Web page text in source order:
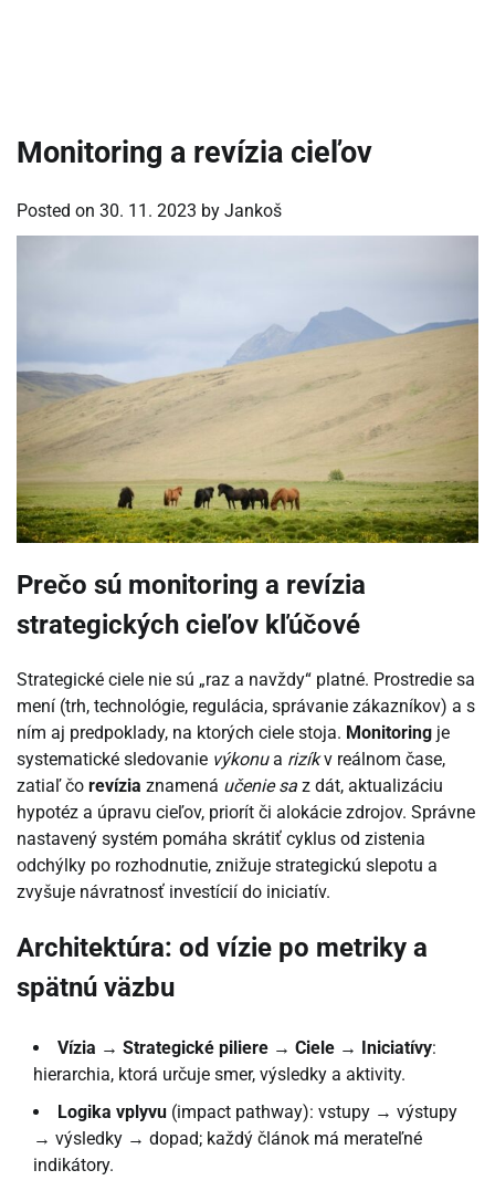
Monitoring a revízia cieľov
Posted on 30. 11. 2023 by Jankoš
Prečo sú monitoring a revízia
strategických cieľov kľúčové
Strategické ciele nie sú „raz a navždy“ platné. Prostredie sa
mení (trh, technológie, regulácia, správanie zákazníkov) a s
ním aj predpoklady, na ktorých ciele stoja. Monitoring je
systematické sledovanie výkonua rizíkv reálnom čase,
zatiaľ čo revízia znamená učenie sa z dát, aktualizáciu
hypotéz a úpravu cieľov, priorít či alokácie zdrojov. Správne
nastavený systém pomáha skrátiť cyklus od zistenia
odchýlky po rozhodnutie, znižuje strategickú slepotu a
zvyšuje návratnosť investícií do iniciatív.
Architektúra: od vízie po metriky a
spätnú väzbu
Vízia → Strategické piliere → Ciele → Iniciatívy:
hierarchia, ktorá určuje smer, výsledky a aktivity.
Logika vplyvu (impact pathway): vstupy → výstupy
→ výsledky → dopad; každý článok má merateľné
indikátory.